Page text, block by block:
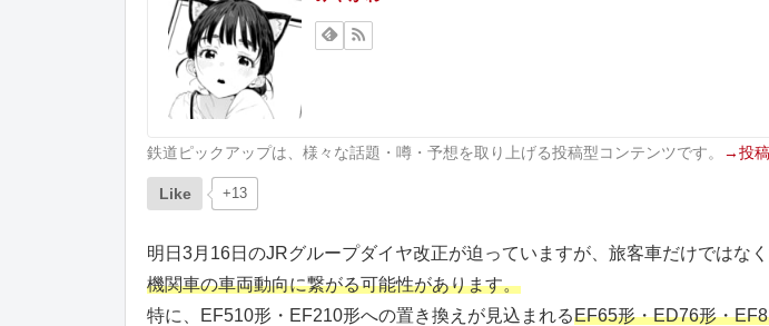
鉄道ピックアップは、様々な話題・噂・予想を取り上げる投稿型コンテンツです。 →投
Like +13
明日3月16日のJRグループダイヤ改正が迫っていますが、旅客車だけではなく
機関車の車両動向に繋がる可能性があります。
特に、EF510形・EF210形への置き換えが見込まれるEF65形・ED76形・